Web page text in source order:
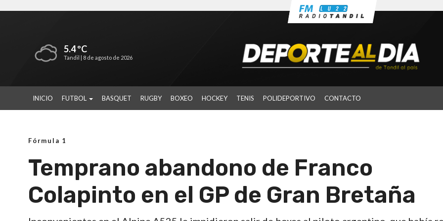
5.4 ºC
Tandil | 8 de agosto de 2026
INICIO FUTBOL BASQUET RUGBY BOXEO HOCKEY TENIS POLIDEPORTIVO CONTACTO
Fórmula 1
Temprano abandono de Franco
Colapinto en el GP de Gran Bretaña